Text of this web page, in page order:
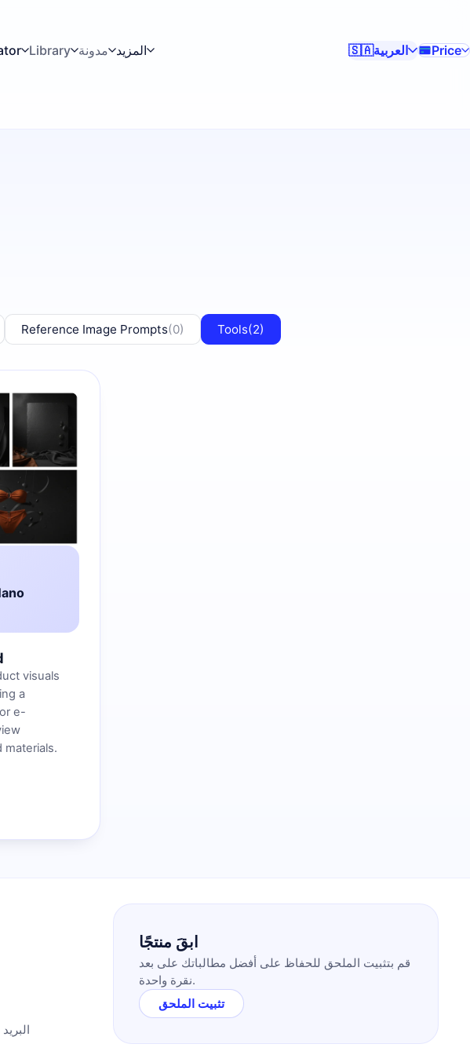
Library مدونة المزيد 🇸🇦العربية Price
Reference Image Prompts(0) Tools(2)
visuals
a
e-
materials.
ابقَ منتجًا
قم بتثبيت الملحق للحفاظ على أفضل مطالباتك على بعد
نقرة واحدة.
تثبيت الملحق